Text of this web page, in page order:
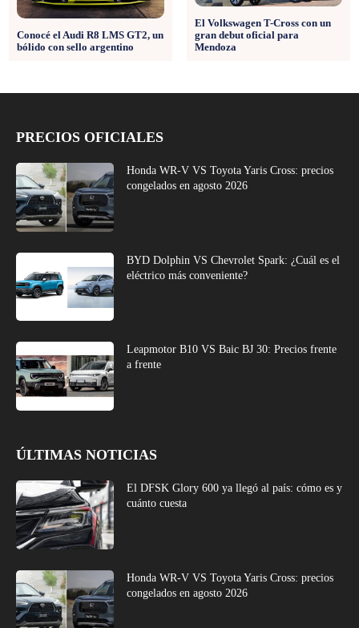
Conocé el Audi R8 LMS GT2, un
bólido con sello argentino
El Volkswagen T-Cross con un
gran debut oficial para
Mendoza
PRECIOS OFICIALES
Honda WR-V VS Toyota Yaris Cross: precios
congelados en agosto 2026
BYD Dolphin VS Chevrolet Spark: ¿Cuál es el
eléctrico más conveniente?
Leapmotor B10 VS Baic BJ 30: Precios frente
a frente
ÚLTIMAS NOTICIAS
El DFSK Glory 600 ya llegó al país: cómo es y
cuánto cuesta
Honda WR-V VS Toyota Yaris Cross: precios
congelados en agosto 2026